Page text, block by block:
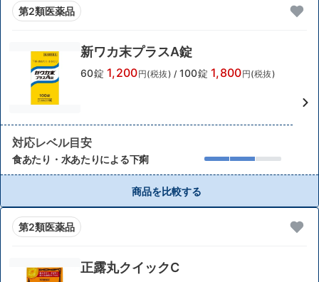
第2類医薬品
新ワカ末プラスA錠
60錠 1,200円(税抜) / 100錠 1,800円(税抜)
対応レベル目安
食あたり・水あたりによる下痢
商品を比較する
第2類医薬品
正露丸クイックC